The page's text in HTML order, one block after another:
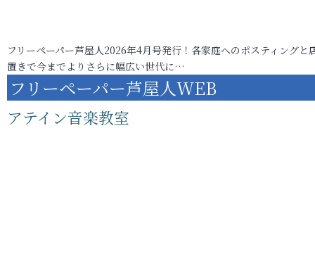
フリーペーパー芦屋人2026年4月号発行！各家庭へのポスティングと
置きで今までよりさらに幅広い世代に…
フリーペーパー芦屋人WEB
アテイン音楽教室